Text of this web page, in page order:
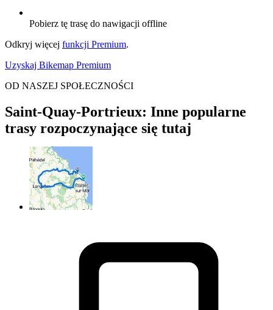
Pobierz tę trasę do nawigacji offline
Odkryj więcej funkcji Premium.
Uzyskaj Bikemap Premium
OD NASZEJ SPOŁECZNOŚCI
Saint-Quay-Portrieux: Inne popularne
trasy rozpoczynające się tutaj